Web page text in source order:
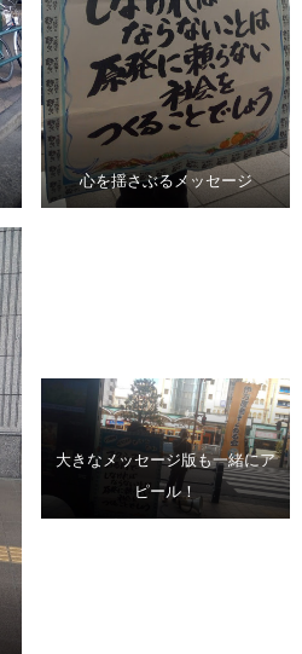
心を揺さぶるメッセージ
大きなメッセージ版も一緒にア
ピール！